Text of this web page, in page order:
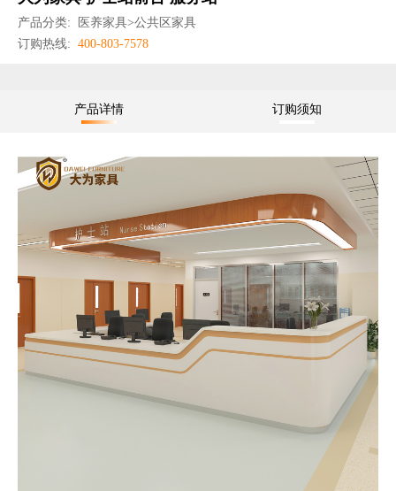
产品分类:
医养家具>公共区家具
订购热线: 400-803-7578
产品详情 订购须知